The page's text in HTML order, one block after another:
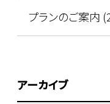
プランのご案内
アーカイブ